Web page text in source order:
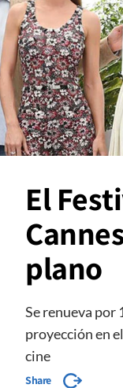
El
plano
Se renueva por
proyección en
cine
Share